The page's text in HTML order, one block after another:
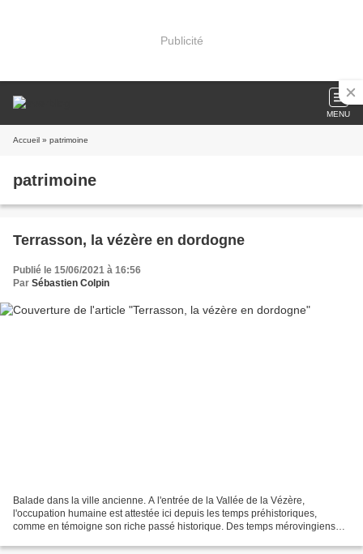
Publicité
MENU
Accueil » patrimoine
patrimoine
Terrasson, la vézère en dordogne
Publié le 15/06/2021 à 16:56
Par Sébastien Colpin
Balade dans la ville ancienne. A l'entrée de la Vallée de la Vézère,
l'occupation humaine est attestée ici depuis les temps préhistoriques,
comme en témoigne son riche passé historique. Des temps mérovingiens